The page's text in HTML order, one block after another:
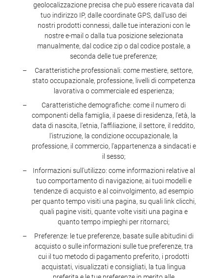
geolocalizzazione precisa che può essere ricavata dal
tuo indirizzo IP, dalle coordinate GPS, dall'uso dei
nostri prodotti connessi, dalle tue interazioni con le
nostre e-mail o dalla tua posizione selezionata
manualmente, dal codice zip o dal codice postale, a
seconda delle tue preferenze;
Caratteristiche professionali: come mestiere, settore,
stato occupazionale, professione, livelli di competenza
lavorativa o commerciale ed esperienza;
Caratteristiche demografiche: come il numero di
componenti della famiglia, il paese di residenza, l'età, la
data di nascita, l'etnia, l'affiliazione, il settore, il reddito,
l'istruzione, la condizione occupazionale, la
professione, il commercio, l'appartenenza a sindacati e
il sesso;
Informazioni sull'utilizzo: come informazioni relative al
tuo comportamento di navigazione, ai tuoi modelli e
tendenze di acquisto e al coinvolgimento, ad esempio
per quanto tempo visiti una pagina, su quali link clicchi,
quali pagine visiti, quante volte visiti una pagina e
quanto tempo impieghi per ritornarci;
Preferenze: le tue preferenze, basate sulle abitudini di
acquisto o sulle informazioni sulle tue preferenze, tra
cui il tuo metodo di pagamento preferito, i prodotti
acquistati, visualizzati e consigliati, la tua lingua